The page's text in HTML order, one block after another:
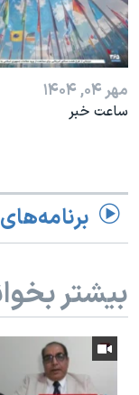
مهر ۰۴, ۱۴۰۴
ساعت خبر
بیشتر